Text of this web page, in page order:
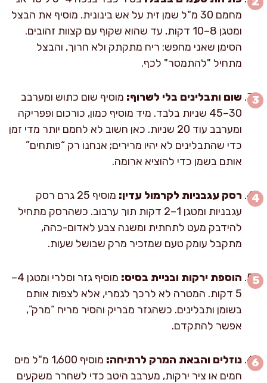
מחמם 30 מ"ל שמן זית על אש בינונית. מוסיף את הבצל
ומטגן 8–10 דקות, עד שהוא שקוף עם קצוות זהובים.
הסימן שאני מחפש: ריח מתקתק ולא חרוך, והבצל
מתחיל "להתמסר" לכף.
שום ותבלינים בלי לשרוף: מוסיף שום כתוש ומערבב
30–45 שניות בלבד. מיד מוסיף כמון, כורכום ופפריקה
ומערבב עוד 20 שניות. כאן חשוב לא לחמם יותר מדי זמן
כדי שהתבלינים לא יהיו מרירים; אנחנו רק “פותחים”
אותם בשמן כדי להוציא ארומה.
רסק עגבניות לקרמול עדין:
מוסיף 25 גרם רסק
עגבניות ומטגן 1–2 דקות תוך ערבוב. כשהרסק מתחיל
להידבק מעט לתחתית ומשנה צבע לאדום-כהה,
מתקבל עומק טעם שמזכיר מרק שבושל שעות.
הוספת ירקות ובניית בסיס:
מוסיף גזר וסלרי ומטגן 4–
5 דקות. המטרה לא לרכך לגמרי, אלא לצפות אותם
בשומן ותבלינים. כשהגזר מבריק והסיר מריח “מרק”,
אפשר להתקדם.
נוזלים והבאת המרק לרתיחה:
מוסיף 1,600 מ"ל מים
חמים או ציר ירקות, מערבב היטב כדי לשחרר משקעים